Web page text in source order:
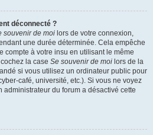
déconnecté ?
souvenir de moi lors de votre connexion,
une durée déterminée. Cela empêche
compte à votre insu en utilisant le même
la case Se souvenir de moi lors de la
si vous utilisez un ordinateur public pour
café, université, etc.). Si vous ne voyez
administrateur du forum a désactivé cette